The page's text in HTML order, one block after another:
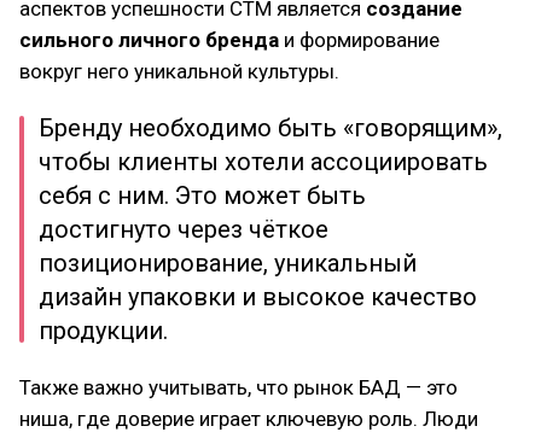
аспектов успешности СТМ является создание
сильного личного бренда и формирование
вокруг него уникальной культуры.
Бренду необходимо быть «говорящим»,
чтобы клиенты хотели ассоциировать
себя с ним. Это может быть
достигнуто через чёткое
позиционирование, уникальный
дизайн упаковки и высокое качество
продукции.
Также важно учитывать, что рынок БАД — это
ниша, где доверие играет ключевую роль. Люди